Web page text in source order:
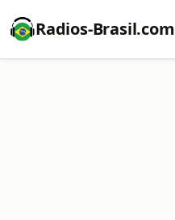
Radios-Brasil.com